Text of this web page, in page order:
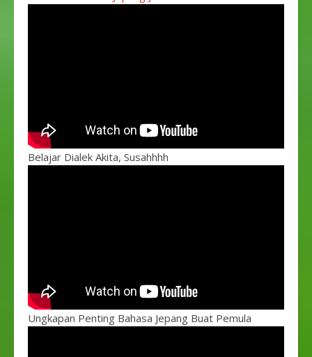
Belajar Dialek Akita, Susahhhh
Ungkapan Penting Bahasa Jepang Buat Pemula